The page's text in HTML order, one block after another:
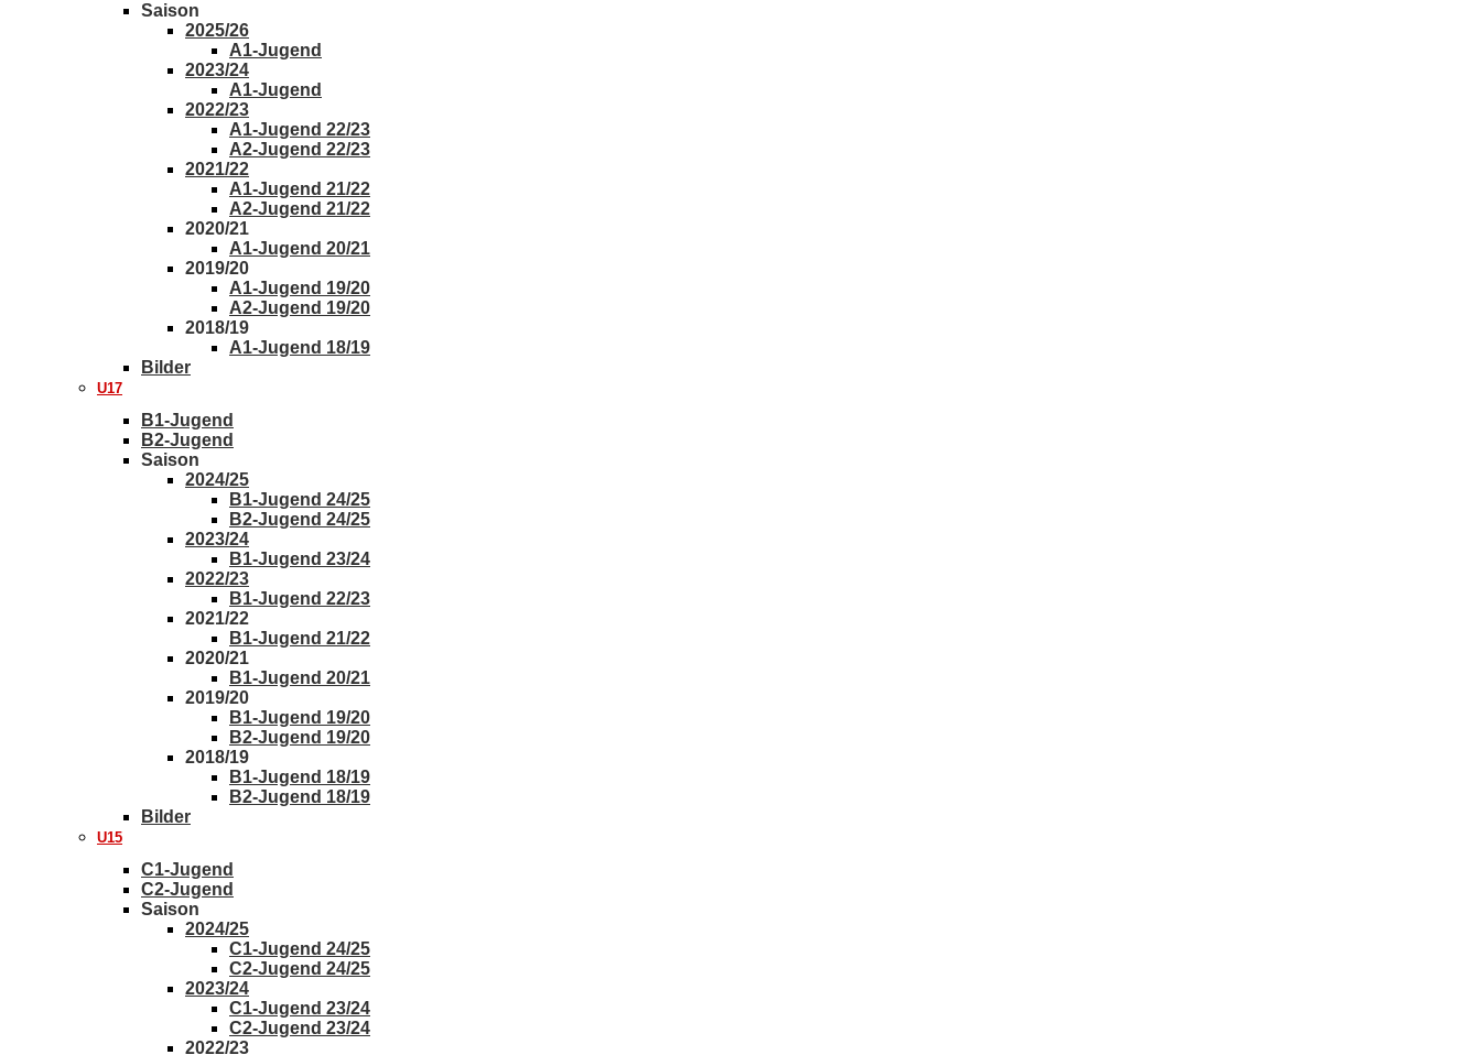
Saison
2025/26
A1-Jugend
2023/24
A1-Jugend
2022/23
A1-Jugend 22/23
A2-Jugend 22/23
2021/22
A1-Jugend 21/22
A2-Jugend 21/22
2020/21
A1-Jugend 20/21
2019/20
A1-Jugend 19/20
A2-Jugend 19/20
2018/19
A1-Jugend 18/19
Bilder
U17
B1-Jugend
B2-Jugend
Saison
2024/25
B1-Jugend 24/25
B2-Jugend 24/25
2023/24
B1-Jugend 23/24
2022/23
B1-Jugend 22/23
2021/22
B1-Jugend 21/22
2020/21
B1-Jugend 20/21
2019/20
B1-Jugend 19/20
B2-Jugend 19/20
2018/19
B1-Jugend 18/19
B2-Jugend 18/19
Bilder
U15
C1-Jugend
C2-Jugend
Saison
2024/25
C1-Jugend 24/25
C2-Jugend 24/25
2023/24
C1-Jugend 23/24
C2-Jugend 23/24
2022/23